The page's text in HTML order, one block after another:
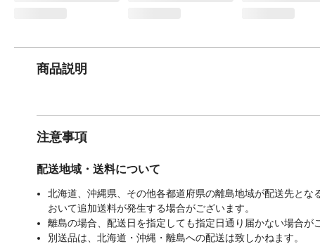
商品説明
注意事項
配送地域・送料について
北海道、沖縄県、その他各都道府県の離島地域が配送先と
おいて追加送料が発生する場合がございます。
離島の場合、配送日を指定しても指定日通り届かない場合が
別送品は、北海道・沖縄・離島への配送は致しかねます。